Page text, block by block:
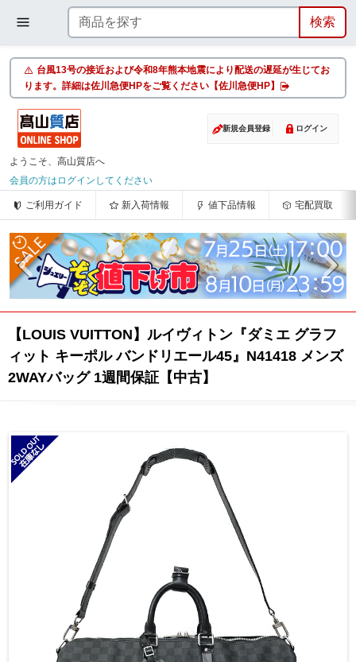
台風13号の接近および令和8年熊本地震により配送の遅延が生じてお
ります。詳細は佐川急便HPをご覧ください【佐川急便HP】
新規会員登録 ログイン
ようこそ、高山質店へ
会員の方はログインしてください
ご利用ガイド 新入荷情報 値下品情報 宅配買取
【LOUIS VUITTON】ルイヴィトン『ダミエ グラフ
ィット キーポル バンドリエール45』N41418 メンズ
2WAYバッグ 1週間保証【中古】